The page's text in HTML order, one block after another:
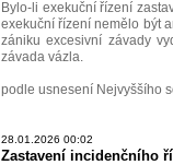
Bylo-li exekuční řízení
exekuční řízení nemělo být
zániku excesivní závady
závada vázla.
podle usnesení Nejvyššího
28.01.2026 00:02
Zastavení incidenčního